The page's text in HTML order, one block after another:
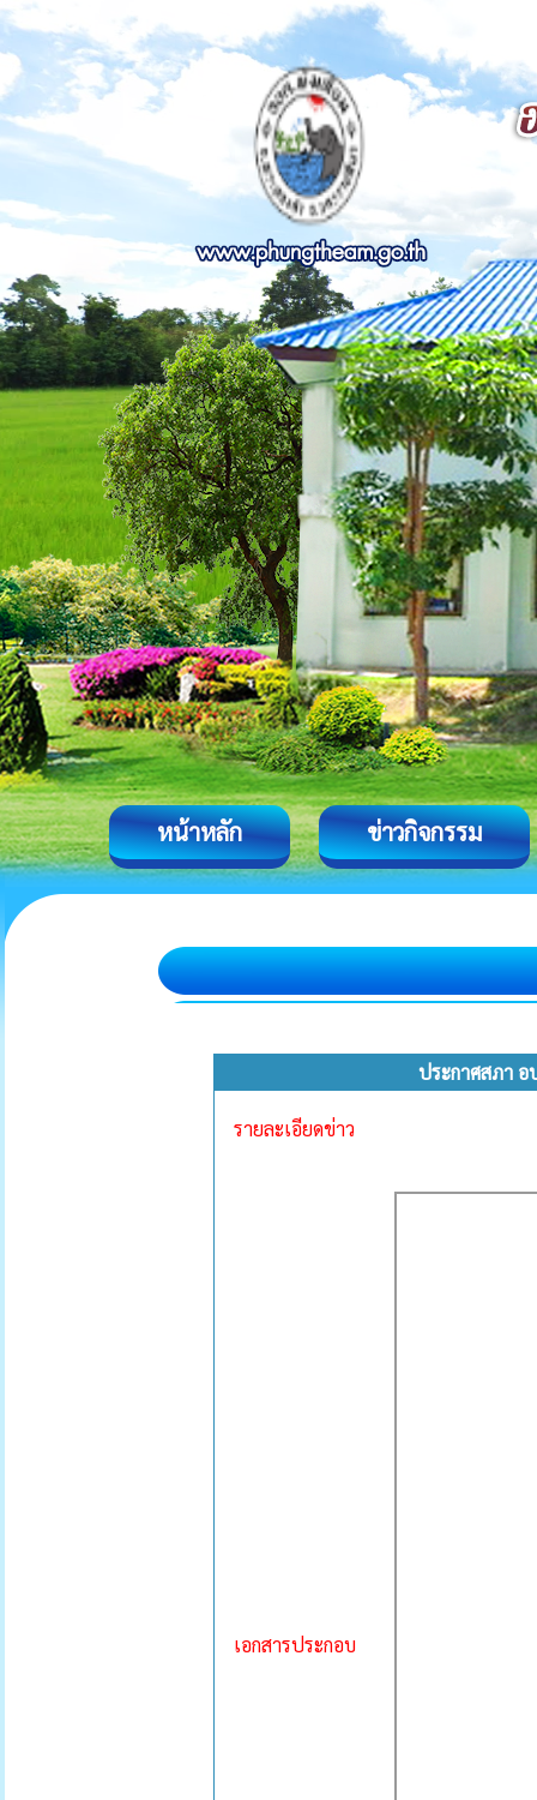
หน้าหลัก ข่าวกิจกรรม
ประกาศสภา อ
รายละเอียดข่าว
เอกสารประกอบ